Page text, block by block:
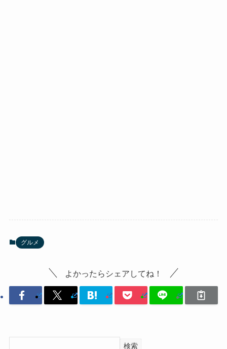
グルメ
よかったらシェアしてね！
検索